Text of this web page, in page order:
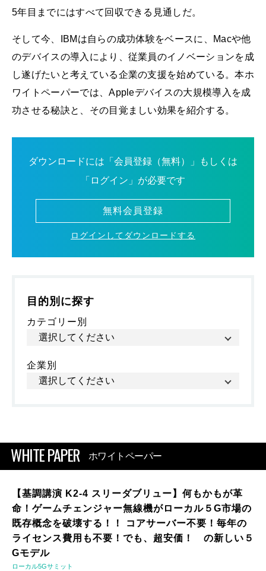
5年目までにはすべて回収できる見通しだ。
そして今、IBMは自らの成功体験をベースに、Macや他
のデバイスの導入により、従業員のイノベーションを成
し遂げたいと考えている企業の支援を始めている。本ホ
ワイトペーパーでは、Appleデバイスの大規模導入を成
功させる秘訣と、その目覚ましい効果を紹介する。
ダウンロードには「会員登録（無料）」もしくは
「ログイン」が必要です
無料会員登録
ログインしてダウンロードする
目的別に探す
カテゴリー別
企業別
WHITE PAPER ホワイトペーパー
【基調講演 K2-4 スリーダブリュー】何もかもが革
命！ゲームチェンジャー無線機がローカル５G市場の
既存概念を破壊する！！ コアサーバー不要！毎年の
ライセンス費用も不要！でも、超安価！ の新しい５
Gモデル
ローカル5Gサミット